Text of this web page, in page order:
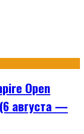
Open
августа —